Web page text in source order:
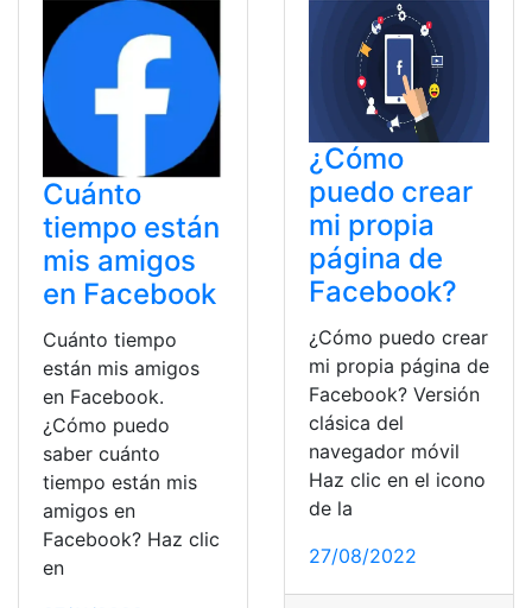
Cuánto
tiempo están
mis amigos
en Facebook
Cuánto tiempo
están mis amigos
en Facebook.
¿Cómo puedo
saber cuánto
tiempo están mis
amigos en
Facebook? Haz clic
en
¿Cómo
puedo crear
mi propia
página de
Facebook?
¿Cómo puedo crear
mi propia página de
Facebook? Versión
clásica del
navegador móvil
Haz clic en el icono
de la
27/08/2022